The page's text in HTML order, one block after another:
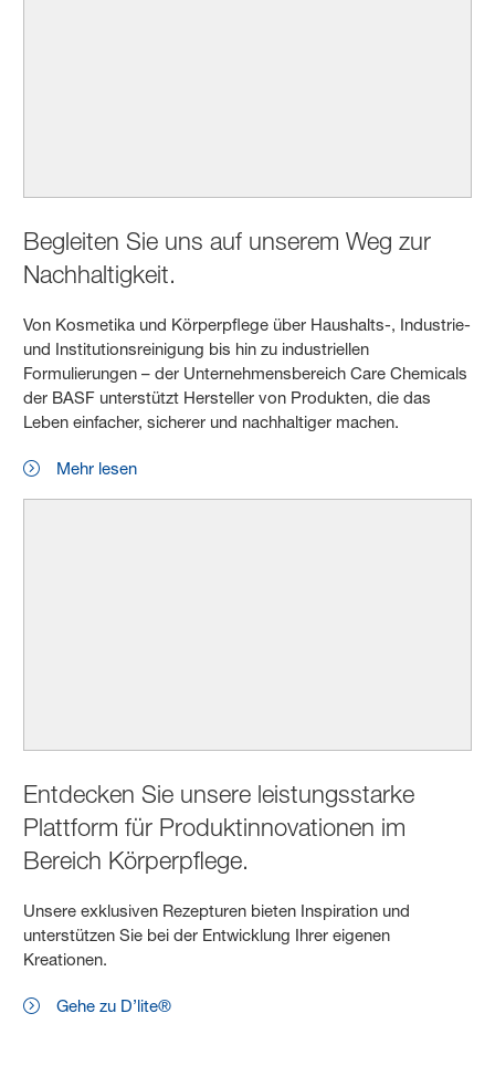
Begleiten Sie uns auf unserem Weg zur
Nachhaltigkeit.
Von Kosmetika und Körperpflege über Haushalts-, Industrie-
und Institutionsreinigung bis hin zu industriellen
Formulierungen – der Unternehmensbereich Care Chemicals
der BASF unterstützt Hersteller von Produkten, die das
Leben einfacher, sicherer und nachhaltiger machen.
Mehr lesen
Entdecken Sie unsere leistungsstarke
Plattform für Produktinnovationen im
Bereich Körperpflege.
Unsere exklusiven Rezepturen bieten Inspiration und
unterstützen Sie bei der Entwicklung Ihrer eigenen
Kreationen.
Gehe zu D’lite®